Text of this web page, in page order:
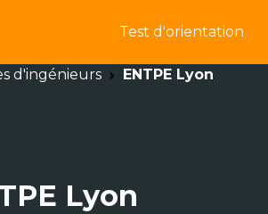
Test d'orientation
d'ingénieurs ENTPE Lyon
Lyon